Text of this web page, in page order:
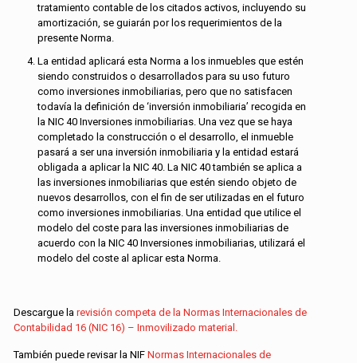
tratamiento contable de los citados activos, incluyendo su
amortización, se guiarán por los requerimientos de la
presente Norma.
La entidad aplicará esta Norma a los inmuebles que estén
siendo construidos o desarrollados para su uso futuro
como inversiones inmobiliarias, pero que no satisfacen
todavía la definición de ‘inversión inmobiliaria’ recogida en
la NIC 40 Inversiones inmobiliarias. Una vez que se haya
completado la construcción o el desarrollo, el inmueble
pasará a ser una inversión inmobiliaria y la entidad estará
obligada a aplicar la NIC 40. La NIC 40 también se aplica a
las inversiones inmobiliarias que estén siendo objeto de
nuevos desarrollos, con el fin de ser utilizadas en el futuro
como inversiones inmobiliarias. Una entidad que utilice el
modelo del coste para las inversiones inmobiliarias de
acuerdo con la NIC 40 Inversiones inmobiliarias, utilizará el
modelo del coste al aplicar esta Norma.
Descargue la revisión competa de la Normas Internacionales de
Contabilidad 16 (NIC 16) – Inmovilizado material.
También puede revisar la NIF Normas Internacionales de